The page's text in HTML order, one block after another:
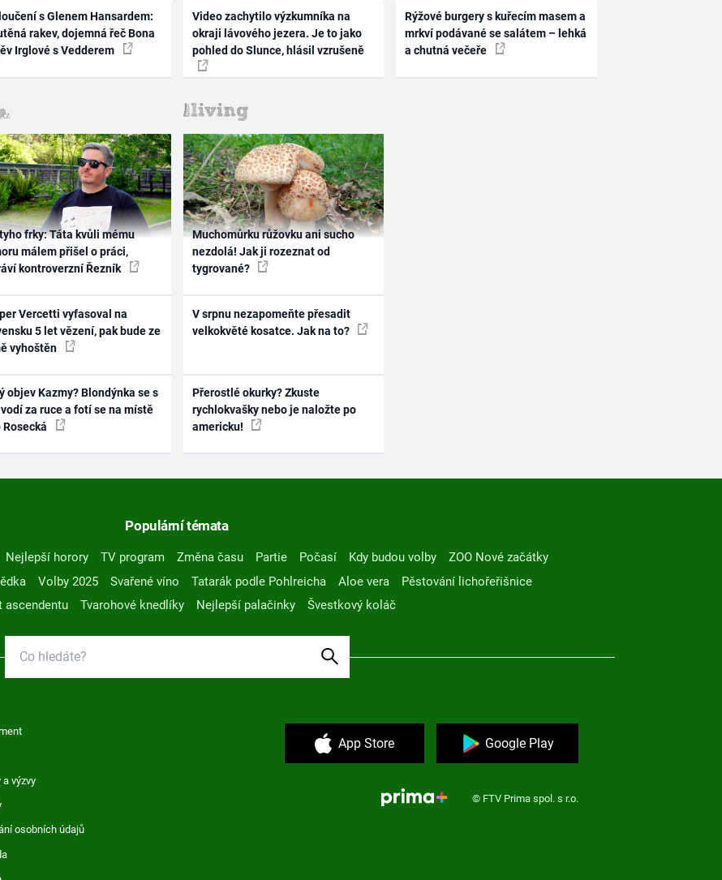
s Glenem Hansardem:
rakev, dojemná řeč Bona
Irglové s Vedderem
Video zachytilo výzkumníka na
okraji lávového jezera. Je to jako
pohled do Slunce, hlásil vzrušeně
Rýžové burgery s kuřecím masem a
mrkví podávané se salátem – lehká
a chutná večeře
frky: Táta kvůli mému
málem přišel o práci,
kontroverzní Řezník
Vercetti vyfasoval na
5 let vězení, pak bude ze
vyhoštěn
objev Kazmy? Blondýnka se s
za ruce a fotí se na místě
Rosecká
Muchomůrku růžovku ani sucho
nezdolá! Jak ji rozeznat od
tygrované?
V srpnu nezapomeňte přesadit
velkokvěté kosatce. Jak na to?
Přerostlé okurky? Zkuste
rychlokvašky nebo je naložte po
americku!
Populární témata
Nejlepší horory TV program Změna času Partie Počasí Kdy budou volby
ZOO Nové začátky
Volby 2025 Svařené víno Tatarák podle Pohlreicha Aloe vera
Pěstování lichořeřišnice
ascendentu
Tvarohové knedlíky Nejlepší palačinky Švestkový koláč
výzvy
osobních údajů
App Store Google Play
© FTV Prima spol. s r.o.